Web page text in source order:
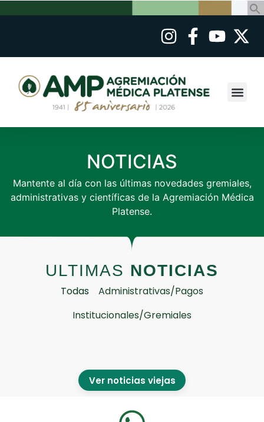
NOTICIAS
Mantente al día con las últimas novedades gremiales,
administrativas y científicas de la Agremiación Médica
Platense.
ULTIMAS NOTICIAS
Administrativas/Pagos
Institucionales/Gremiales
Todas
Ver noticias viejas